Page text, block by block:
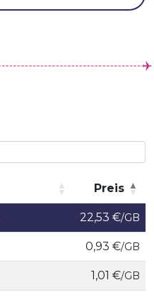
Preis
Preis
22,53 €/GB
0,93 €/GB
1,01 €/GB